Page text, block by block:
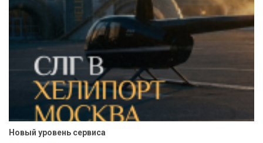
Новый уровень сервиса